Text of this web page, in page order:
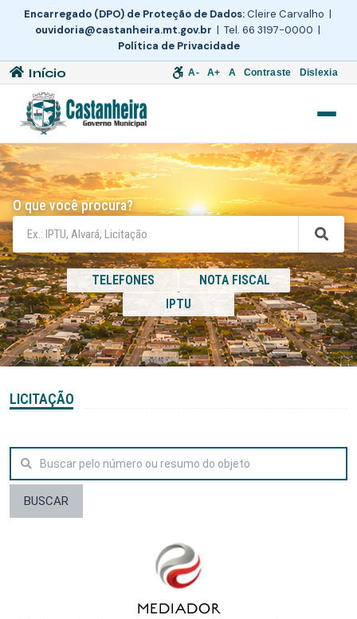
Encarregado (DPO) de Proteção de Dados:Cleire Carvalho |
ouvidoria@castanheira.mt.gov.br | Tel. 66 3197-0000 |
Política de Privacidade
Início A- A+ A Contraste Dislexia
O que você procura?
TELEFONES
NOTA FISCAL
IPTU
LICITAÇÃO
BUSCAR